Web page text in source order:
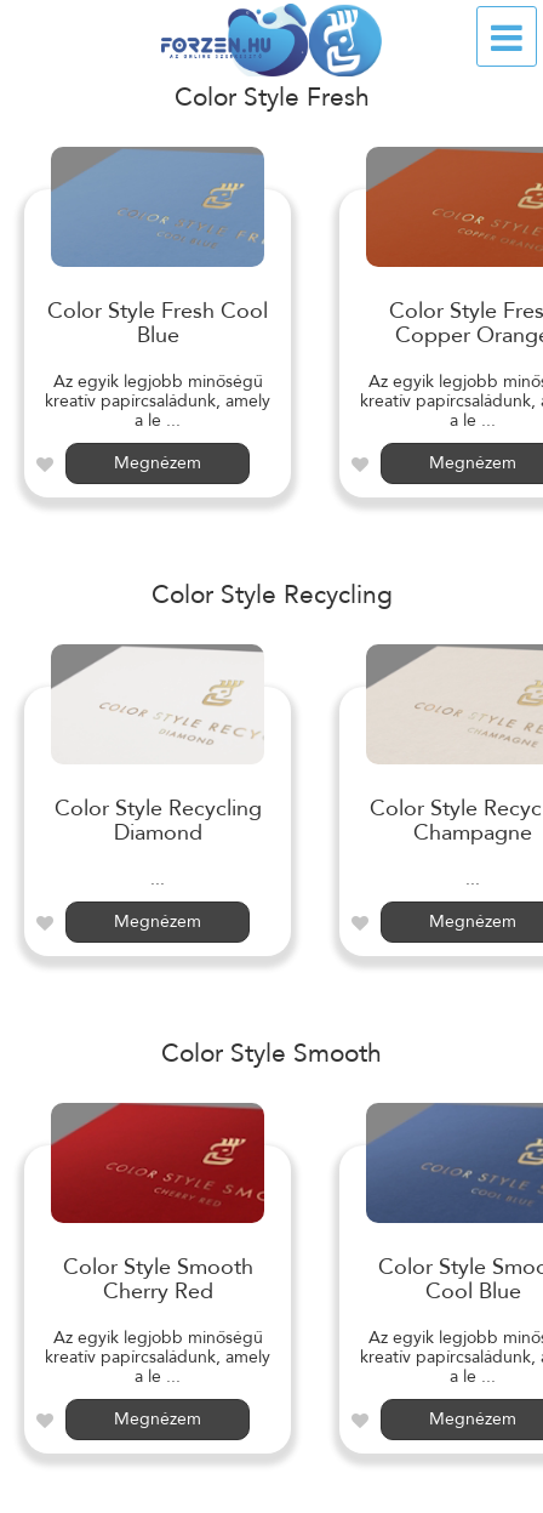
Color Style Fresh
Color Style Fresh Cool
Blue
Az egyik legjobb minőségű
kreatív papírcsaládunk, amely
a le ...
Megnézem
Color Style
Copper
Az egyik legjobb
kreatív papírcsaládunk,
a le ...
Megnézem
Color Style Recycling
Color Style Recycling
Diamond
...
Megnézem
Color Style
Champagne
...
Megnézem
Color Style Smooth
Color Style Smooth
Cherry Red
Az egyik legjobb minőségű
kreatív papírcsaládunk, amely
a le ...
Megnézem
Color Style
Cool Blue
Az egyik legjobb
kreatív papírcsaládunk,
a le ...
Megnézem